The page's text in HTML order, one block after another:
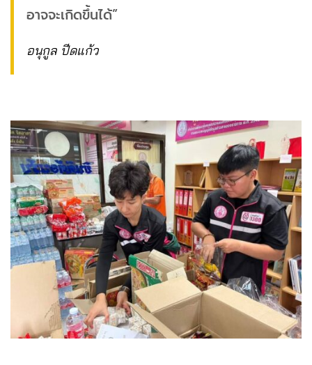
อาจจะเกิดขึ้นได้”
อนุกูล ปีดแก้ว